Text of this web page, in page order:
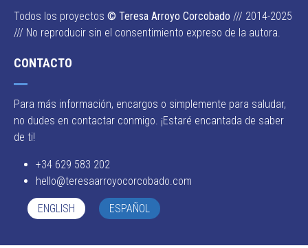
Todos los proyectos © Teresa Arroyo Corcobado /// 2014-2025
/// No reproducir sin el consentimiento expreso de la autora.
CONTACTO
Para más información, encargos o simplemente para saludar,
no dudes en contactar conmigo. ¡Estaré encantada de saber
de ti!
+34 629 583 202
hello@teresaarroyocorcobado.com
ENGLISH ESPAÑOL